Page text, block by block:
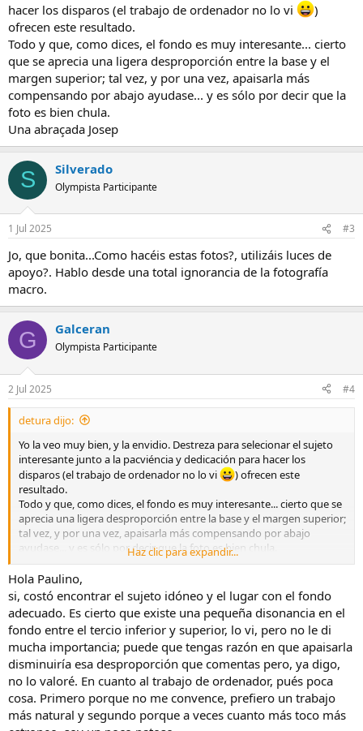
hacer los disparos (el trabajo de ordenador no lo vi
)
ofrecen este resultado.
Todo y que, como dices, el fondo es muy interesante... cierto
que se aprecia una ligera desproporción entre la base y el
margen superior; tal vez, y por una vez, apaisarla más
compensando por abajo ayudase... y es sólo por decir que la
foto es bien chula.
Una abraçada Josep
S Silverado
Olympista Participante
1 Jul 2025 #3
Jo, que bonita...Como hacéis estas fotos?, utilizáis luces de
apoyo?. Hablo desde una total ignorancia de la fotografía
macro.
G Galceran
Olympista Participante
2 Jul 2025 #4
detura dijo:
Yo la veo muy bien, y la envidio. Destreza para selecionar el sujeto
interesante junto a la pacviéncia y dedicación para hacer los
disparos (el trabajo de ordenador no lo vi
) ofrecen este
resultado.
Todo y que, como dices, el fondo es muy interesante... cierto que se
aprecia una ligera desproporción entre la base y el margen superior;
tal vez, y por una vez, apaisarla más compensando por abajo
ayudase... y es sólo por decir que la foto es bien chula.
Una abraçada Josep
Haz clic para expandir...
Hola Paulino,
si, costó encontrar el sujeto idóneo y el lugar con el fondo
adecuado. Es cierto que existe una pequeña disonancia en el
fondo entre el tercio inferior y superior, lo vi, pero no le di
mucha importancia; puede que tengas razón en que apaisarla
disminuiría esa desproporción que comentas pero, ya digo,
no lo valoré. En cuanto al trabajo de ordenador, pués poca
cosa. Primero porque no me convence, prefiero un trabajo
más natural y segundo porque a veces cuanto más toco más